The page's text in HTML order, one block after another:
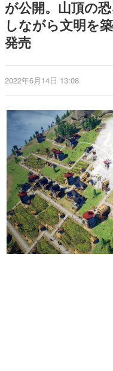
日本のモバ
ルを網羅する
解説を掲載。
一先生による
なんでゲ
具体的な形か
です。
ゲームが変
「経験値」「
の起源や用法
イニーP氏が
カテゴリ
特集記事
マンガ
が公開。山頂の
しながら文明を
発売
2022年6月14日 13:08